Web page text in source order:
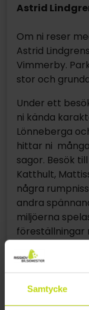
Samtycke
Astrid
Om ni reser
Astrid
Vimmerby.
stor och
Under ett
ni kända
Lönneberga
hittar ni
sagor. Besök
Katthult,
några
andra
miljöerna
föreställningar
känna igen
kommer ni
ibland till och
också till lek
det inte